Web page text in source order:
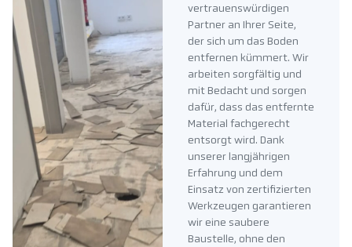
vertrauenswürdigen
Partner an Ihrer Seite,
der sich um das Boden
entfernen kümmert. Wir
arbeiten sorgfältig und
mit Bedacht und sorgen
dafür, dass das entfernte
Material fachgerecht
entsorgt wird. Dank
unserer langjährigen
Erfahrung und dem
Einsatz von zertifizierten
Werkzeugen garantieren
wir eine saubere
Baustelle, ohne den